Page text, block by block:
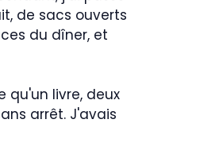
de sacs ouverts
du dîner, et
qu'un livre, deux
arrêt. J'avais